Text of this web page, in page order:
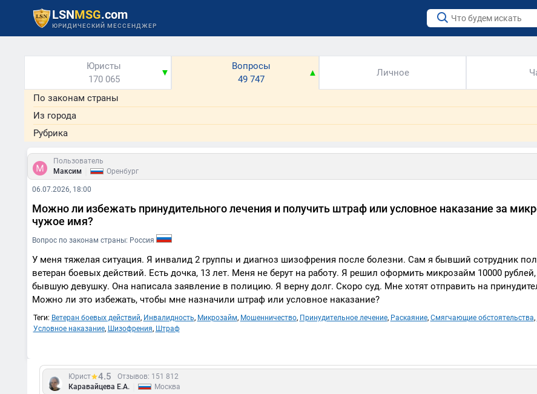
LSNMSG.com
ЮРИДИЧЕСКИЙ МЕССЕНДЖЕР
Юристы
170 065
▼
Вопросы
49 747
▲ Личное
По законам страны
Из города
Рубрика
Пользователь
Максим
Оренбург
06.07.2026, 18:00
Можно ли избежать принудительного лечения и получить штраф или условное наказание за
чужое имя?
Вопрос по законам страны: Россия
У меня тяжелая ситуация. Я инвалид 2 группы и диагноз шизофрения после болезни. Сам я бывший сотрудник
ветеран боевых действий. Есть дочка, 13 лет. Меня не берут на работу. Я решил оформить микрозайм 10000
бывшую девушку. Она написала заявление в полицию. Я верну долг. Скоро суд. Мне хотят отправить на
Можно ли это избежать, чтобы мне назначили штраф или условное наказание?
Теги: Ветеран боевых действий, Инвалидность, Микрозайм, Мошенничество, Принудительное лечение, Раскаяние, Смягчающие обстоятельства,
Условное наказание, Шизофрения, Штраф
Юрист 4.5
Отзывов: 151 812
Каравайцева Е.А.
Москва